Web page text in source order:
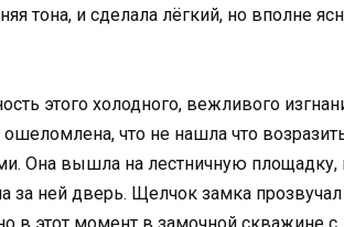
тона, и сделала лёгкий, но вполне
этого холодного, вежливого
что не нашла что
Она вышла на лестничную площадку,
за ней дверь. Щелчок замка